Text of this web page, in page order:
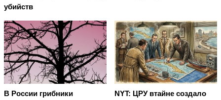
убийств
В России грибники NYT: ЦРУ втайне создало